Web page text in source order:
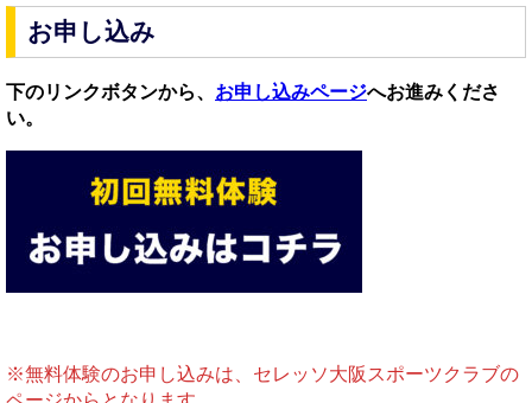
お申し込み
下のリンクボタンから、 お申し込みページへお進みくださ
い。
※無料体験のお申し込みは、セレッソ大阪スポーツクラブの